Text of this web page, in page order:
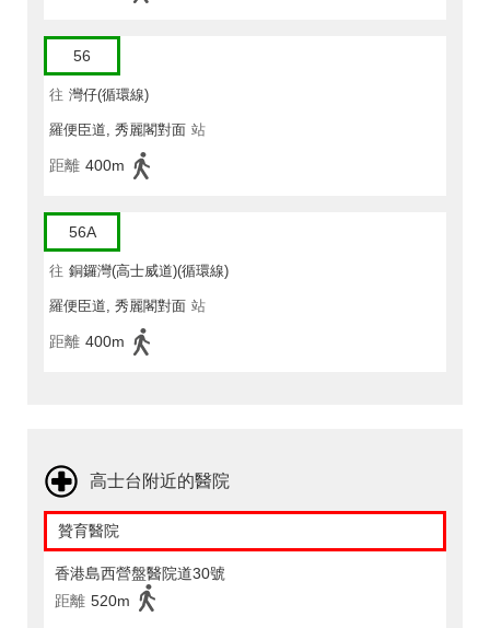
56
往 灣仔(循環線)
羅便臣道, 秀麗閣對面 站
距離 400m
56A
往 銅鑼灣(高士威道)(循環線)
羅便臣道, 秀麗閣對面 站
距離 400m
高士台附近的醫院
贊育醫院
香港島西營盤醫院道30號
距離 520m